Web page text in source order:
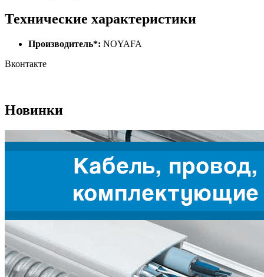
Технические характеристики
Производитель*: NOYAFA
Вконтакте
Новинки